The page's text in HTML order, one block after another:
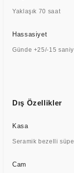
Yaklaşık 70 saat
Hassasiyet
Günde +25/-15
Dış Özellikler
Kasa
Seramik bezelli
Cam